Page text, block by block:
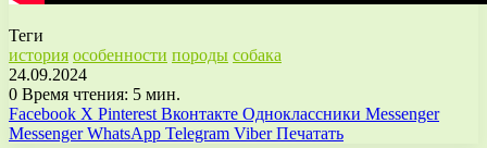
Теги
история особенности породы собака
24.09.2024
0 Время чтения: 5 мин.
Facebook X Pinterest Вконтакте Одноклассники Messenger
Messenger WhatsApp Telegram Viber Печатать